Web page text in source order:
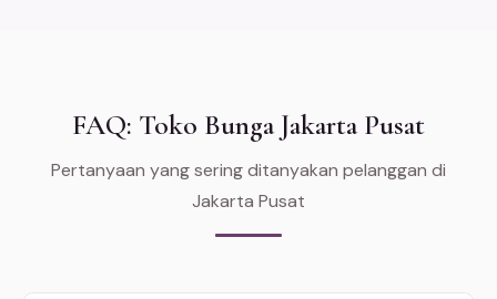
FAQ: Toko Bunga Jakarta Pusat
Pertanyaan yang sering ditanyakan pelanggan di
Jakarta Pusat